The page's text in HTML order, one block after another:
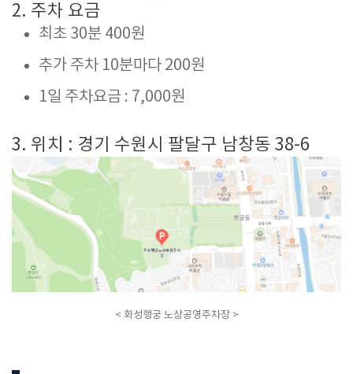
2. 주차 요금
최초 30분 400원
추가 주차 10분마다 200원
1일 주차요금 : 7,000원
3. 위치 : 경기 수원시 팔달구 남창동 38-6
< 화성행궁 노상공영주차장 >